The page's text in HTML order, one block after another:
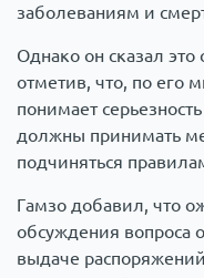
заболеваниям и
Однако он сказал
отметив, что, по его
понимает
должны принимать
подчиняться
Гамзо добавил, что
обсуждения вопроса
выдаче